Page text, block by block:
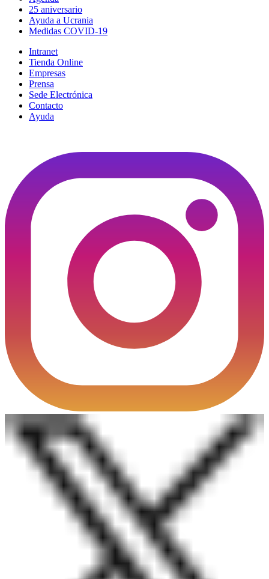
25 aniversario
Ayuda a Ucrania
Medidas COVID-19
Intranet
Tienda Online
Empresas
Prensa
Sede Electrónica
Contacto
Ayuda